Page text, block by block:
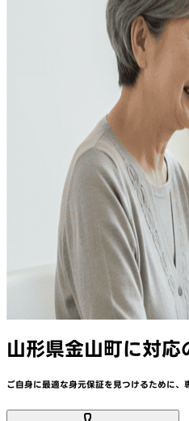
山形県金山町に対応
ご自身に最適な身元保証を見つけるために、